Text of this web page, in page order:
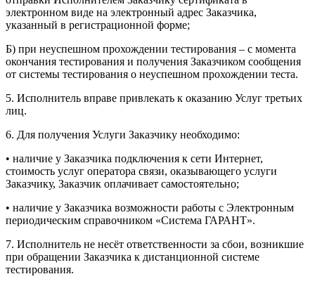
электронном виде на электронный адрес Заказчика,
указанный в регистрационной форме;
Б) при неуспешном прохождении тестирования – с момента
окончания тестирования и получения Заказчиком сообщения
от системы тестирования о неуспешном прохождении теста.
5. Исполнитель вправе привлекать к оказанию Услуг третьих
лиц.
6. Для получения Услуги Заказчику необходимо:
• наличие у Заказчика подключения к сети Интернет,
стоимость услуг оператора связи, оказывающего услуги
Заказчику, Заказчик оплачивает самостоятельно;
• наличие у Заказчика возможности работы с Электронным
периодическим справочником «Система ГАРАНТ».
7. Исполнитель не несёт ответственности за сбои, возникшие
при обращении Заказчика к дистанционной системе
тестирования.